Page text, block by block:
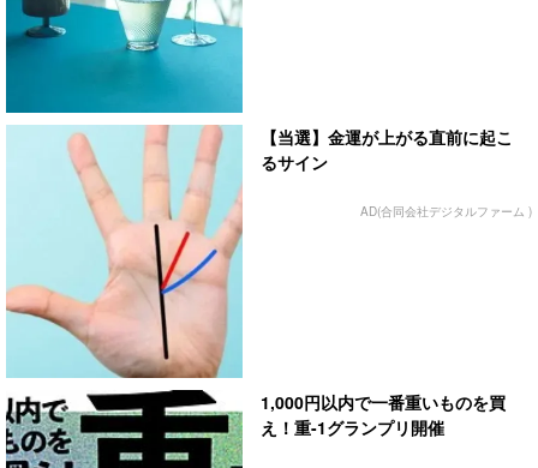
【当選】金運が上がる直前に起こ
るサイン
AD(合同会社デジタルファーム )
1,000円以内で一番重いものを買
え！重-1グランプリ開催